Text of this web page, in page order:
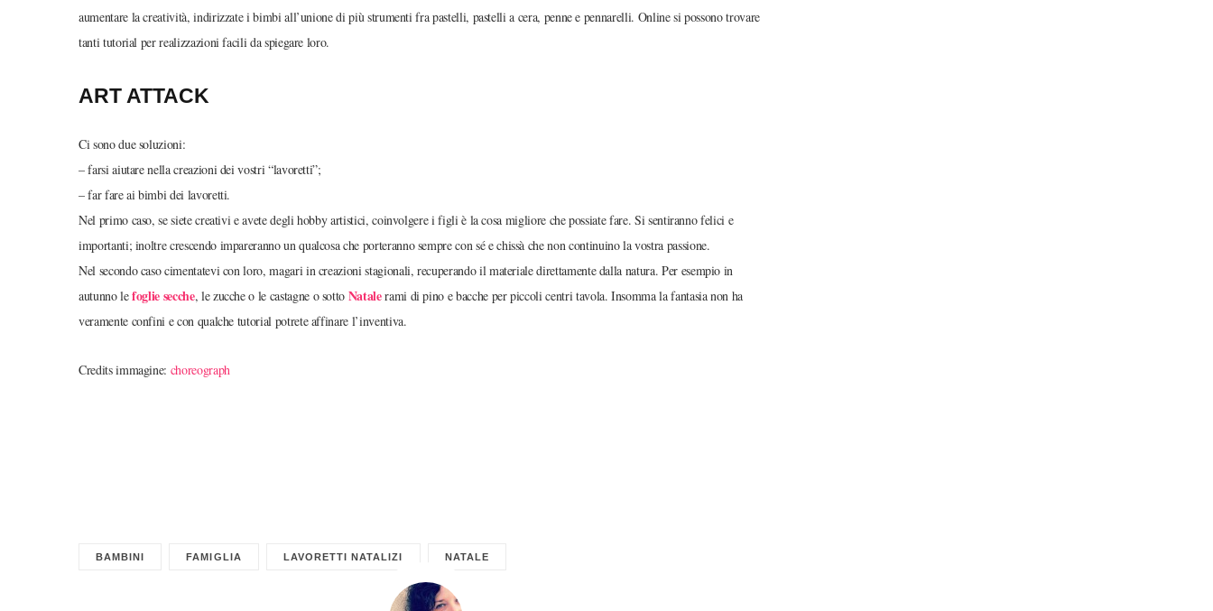
aumentare la creatività, indirizzate i bimbi all’unione di più strumenti fra pastelli, pastelli a cera, penne e pennarelli. Online si possono trovare
tanti tutorial per realizzazioni facili da spiegare loro.
ART ATTACK
Ci sono due soluzioni:
– farsi aiutare nella creazioni dei vostri “lavoretti”;
– far fare ai bimbi dei lavoretti.
Nel primo caso, se siete creativi e avete degli hobby artistici, coinvolgere i figli è la cosa migliore che possiate fare. Si sentiranno felici e
importanti; inoltre crescendo impareranno un qualcosa che porteranno sempre con sé e chissà che non continuino la vostra passione.
Nel secondo caso cimentatevi con loro, magari in creazioni stagionali, recuperando il materiale direttamente dalla natura. Per esempio in
autunno lefoglie secche, le zucche o le castagne o sotto Natalerami di pino e bacche per piccoli centri tavola. Insomma la fantasia non ha
veramente confini e con qualche tutorial potrete affinare l’inventiva.
Credits immagine: choreograph
BAMBINI FAMIGLIA LAVORETTI NATALIZI NATALE